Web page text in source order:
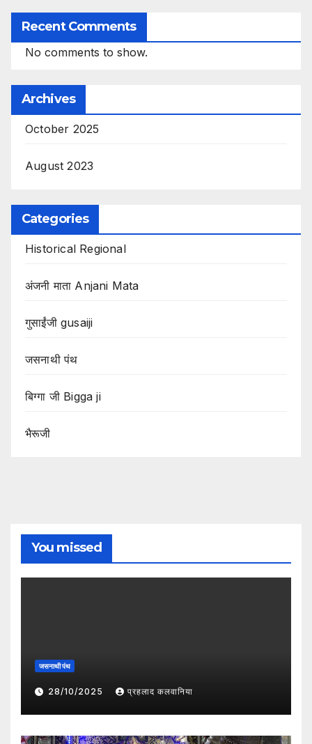
Recent Comments
No comments to show.
Archives
October 2025
August 2023
Categories
Historical Regional
अंजनी माता Anjani Mata
गुसाईंजी gusaiji
जसनाथी पंथ
बिग्गा जी Bigga ji
भैरूजी
You missed
जसनाथी पंथ
28/10/2025 प्रहलाद कलवानिया